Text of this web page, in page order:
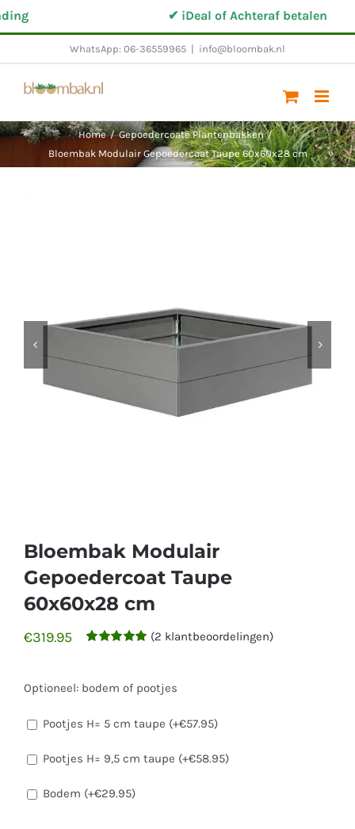
Ga
naar
✔ iDeal of Achteraf betalen
WhatsApp: 06-36559965 info@bloombak.nl
Home / Gepoedercoate Plantenbakken /
Bloembak Modulair Gepoedercoat Taupe 60x60x28 cm
 
Bloembak Modulair
Gepoedercoat Taupe
60x60x28 cm
€319.95
op
(2 klantbeoordelingen)
Optioneel: bodem of pootjes
Pootjes H= 5 cm taupe (+€57.95)
Pootjes H= 9,5 cm taupe (+€58.95)
Bodem (+€29.95)